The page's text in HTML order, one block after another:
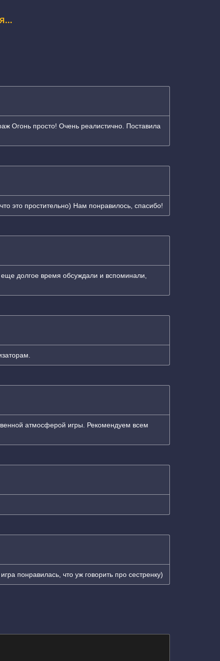
Огонь просто! Очень реалистично. Поставила
это простительно) Нам понравилось, спасибо!
долгое время обсуждали и вспоминали,
атмосферой игры. Рекомендуем всем
понравилась, что уж говорить про сестренку)